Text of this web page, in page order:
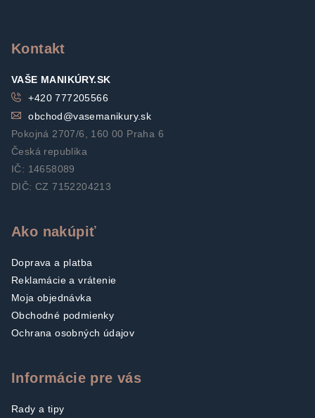
Kontakt
VAŠE MANIKÚRY.SK
+420 777205566
obchod@vasemanikury.sk
Pokojná 2707/6, 160 00 Praha 6
Česká republika
IČ: 14658089
DIČ: CZ 7152204213
Ako nakúpiť
Doprava a platba
Reklamácie a vrátenie
Moja objednávka
Obchodné podmienky
Ochrana osobných údajov
Informácie pre vás
Rady a tipy